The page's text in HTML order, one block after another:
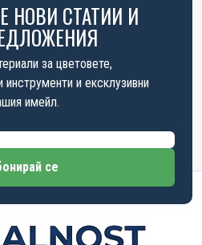
НОВИ СТАТИИ И
за цветовете,
инструменти и ексклузивни
имейл.
се